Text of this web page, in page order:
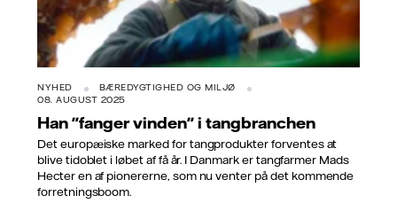
NYHED
BÆREDYGTIGHED OG MILJØ
08. AUGUST 2025
Han "fanger vinden" i tangbranchen
Det europæiske marked for tangprodukter forventes at
blive tidoblet i løbet af få år. I Danmark er tangfarmer Mads
Hecter en af pionererne, som nu venter på det kommende
forretningsboom.